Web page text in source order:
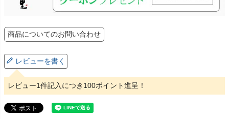
商品についてのお問い合わせ
レビューを書く
レビュー1件記入につき100ポイント進呈！